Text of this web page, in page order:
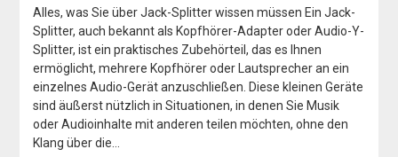
Alles, was Sie über Jack-Splitter wissen müssen Ein Jack-
Splitter, auch bekannt als Kopfhörer-Adapter oder Audio-Y-
Splitter, ist ein praktisches Zubehörteil, das es Ihnen
ermöglicht, mehrere Kopfhörer oder Lautsprecher an ein
einzelnes Audio-Gerät anzuschließen. Diese kleinen Geräte
sind äußerst nützlich in Situationen, in denen Sie Musik
oder Audioinhalte mit anderen teilen möchten, ohne den
Klang über die…